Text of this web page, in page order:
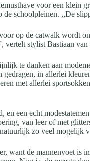
voor een klein
de schoolpleinen. ,,De
op de catwalk wordt
vertelt stylist Bastiaan van
te danken aan
in allerlei
met allerlei
en een echt
van leer of met
zo veel mogelijk
want de mannenvoet is